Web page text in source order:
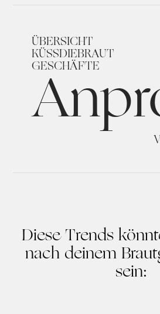
ÜBERSICHT
KÜSSDIEBRAUT
GESCHÄFTE
Diese Trends
nach deinem
sein: